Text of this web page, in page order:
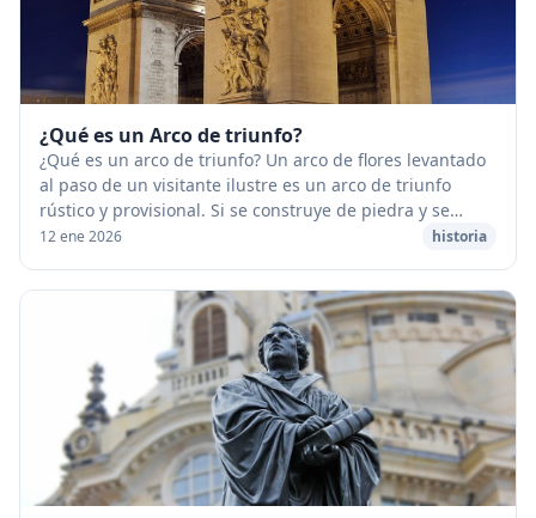
¿Qué es un Arco de triunfo?
¿Qué es un arco de triunfo? Un arco de flores levantado
al paso de un visitante ilustre es un arco de triunfo
rústico y provisional. Si se construye de piedra y se
adorna con esculturas, es un monumen...
12 ene 2026 historia